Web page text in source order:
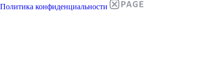
Политика конфиденциальности